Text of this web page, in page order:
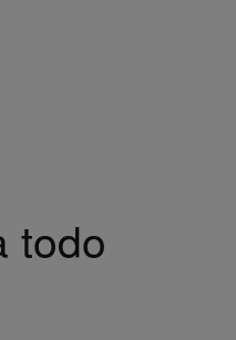
todo